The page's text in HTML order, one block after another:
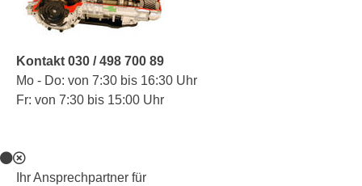
Kontakt 030 / 498 700 89
Mo - Do: von 7:30 bis 16:30 Uhr
Fr: von 7:30 bis 15:00 Uhr
Ihr Ansprechpartner für